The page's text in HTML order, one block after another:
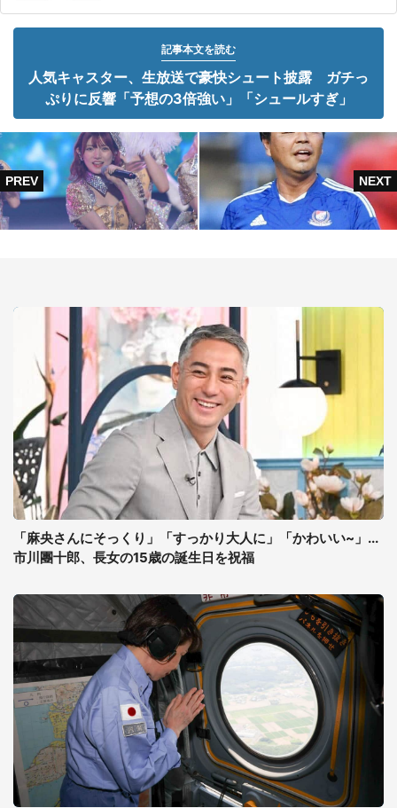
記事本文を読む
人気キャスター、生放送で豪快シュート披露 ガチっ
ぷりに反響「予想の3倍強い」「シュールすぎ」
「麻央さんにそっくり」「すっかり大人に」「かわいい~」...
市川團十郎、長女の15歳の誕生日を祝福